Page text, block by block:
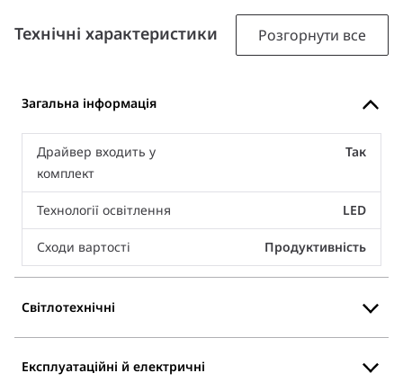
Технічні характеристики Розгорнути все
Загальна інформація
Драйвер входить у
комплект
Так
Технології освітлення LED
Сходи вартості Продуктивність
Світлотехнічні
Експлуатаційні й електричні